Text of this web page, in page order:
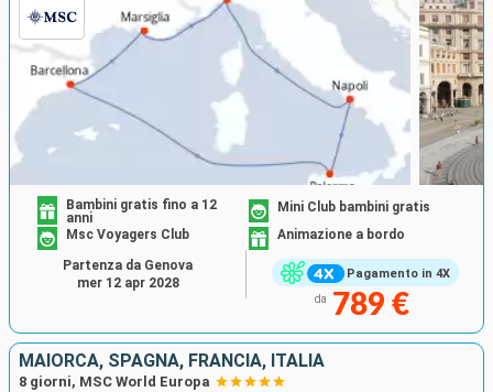
Pagamento in 4X
Bambini gratis fino a 12
anni
Mini Club bambini gratis
Msc Voyagers Club
Animazione a bordo
da 789 €
Partenza da Genova
mer 12 apr 2028
MAIORCA, SPAGNA, FRANCIA, ITALIA
8 giorni, MSC World Europa